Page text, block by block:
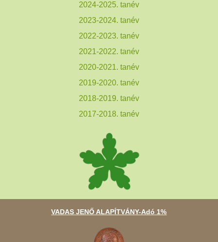
2024-2025. tanév
2023-2024. tanév
2022-2023. tanév
2021-2022. tanév
2020-2021. tanév
2019-2020. tanév
2018-2019. tanév
2017-2018. tanév
VADAS JENŐ ALAPÍTVÁNY-Adó 1%